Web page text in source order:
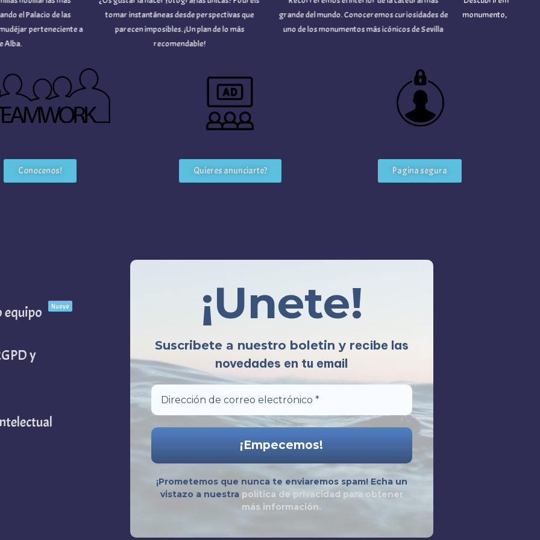
monumento, uno de los
grande del mundo. Conoceremos curiosidades de
uno de los monumentos más icónicos de Sevilla
tomar instantáneas desde perspectivas que
parecen imposibles. ¡Un plan de lo más
recomendable!
el Palacio de las
perteneciente a
Conocenos! Quieres anunciarte? Pagina segura
equipo Nuevo
y
¡Unete!
Suscribete a nuestro boletin y recibe las
novedades en tu email
¡Prometemos que nunca te enviaremos spam! Echa un
vistazo a nuestra política de privacidad para obtener
más información.